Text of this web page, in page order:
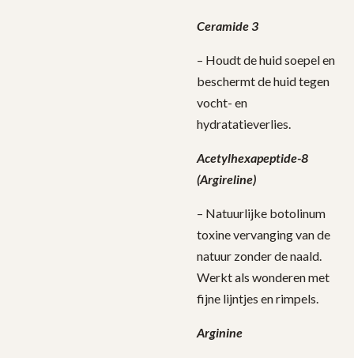
Ceramide 3
– Houdt de huid soepel en
beschermt de huid tegen
vocht- en
hydratatieverlies.
Acetylhexapeptide-8
(Argireline)
– Natuurlijke botolinum
toxine vervanging van de
natuur zonder de naald.
Werkt als wonderen met
fijne lijntjes en rimpels.
Arginine